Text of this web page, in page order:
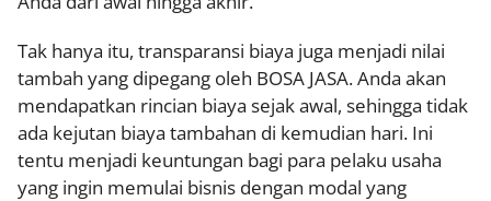
Tak hanya itu, transparansi biaya juga menjadi nilai
tambah yang dipegang oleh BOSA JASA. Anda akan
mendapatkan rincian biaya sejak awal, sehingga tidak
ada kejutan biaya tambahan di kemudian hari. Ini
tentu menjadi keuntungan bagi para pelaku usaha
yang ingin memulai bisnis dengan modal yang